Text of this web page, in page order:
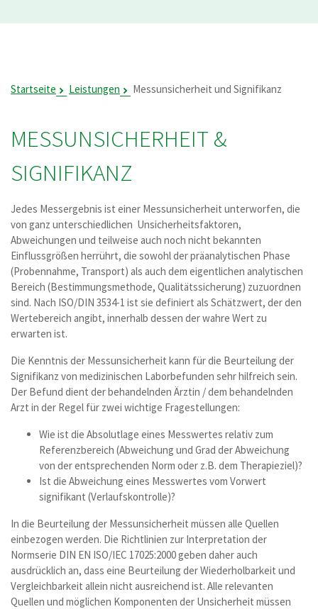
Startseite Leistungen Messunsicherheit und Signifikanz
MESSUNSICHERHEIT &
SIGNIFIKANZ
Jedes Messergebnis ist einer Messunsicherheit unterworfen, die
von ganz unterschiedlichen Unsicherheitsfaktoren,
Abweichungen und teilweise auch noch nicht bekannten
Einflussgrößen herrührt, die sowohl der präanalytischen Phase
(Probennahme, Transport) als auch dem eigentlichen analytischen
Bereich (Bestimmungsmethode, Qualitätssicherung) zuzuordnen
sind. Nach ISO/DIN 3534-1 ist sie definiert als Schätzwert, der den
Wertebereich angibt, innerhalb dessen der wahre Wert zu
erwarten ist.
Die Kenntnis der Messunsicherheit kann für die Beurteilung der
Signifikanz von medizinischen Laborbefunden sehr hilfreich sein.
Der Befund dient der behandelnden Ärztin / dem behandelnden
Arzt in der Regel für zwei wichtige Fragestellungen:
Wie ist die Absolutlage eines Messwertes relativ zum
Referenzbereich (Abweichung und Grad der Abweichung
von der entsprechenden Norm oder z.B. dem Therapieziel)?
Ist die Abweichung eines Messwertes vom Vorwert
signifikant (Verlaufskontrolle)?
In die Beurteilung der Messunsicherheit müssen alle Quellen
einbezogen werden. Die Richtlinien zur Interpretation der
Normserie DIN EN ISO/IEC 17025:2000 geben daher auch
ausdrücklich an, dass eine Beurteilung der Wiederholbarkeit und
Vergleichbarkeit allein nicht ausreichend ist. Alle relevanten
Quellen und möglichen Komponenten der Unsicherheit müssen